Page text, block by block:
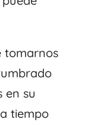
tomarnos
en su
tiempo